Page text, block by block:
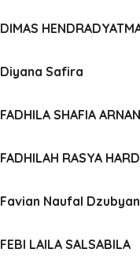
DIMAS
Diyana Safira
FADHILA SHAFIA
FADHILAH RASYA
Favian Naufal
FEBI LAILA SALSABILA